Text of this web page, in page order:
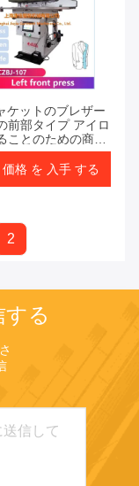
ケットのブレザー
前部タイプ アイロ
ことのための商業
物機械
格 を 入手 する
2
る